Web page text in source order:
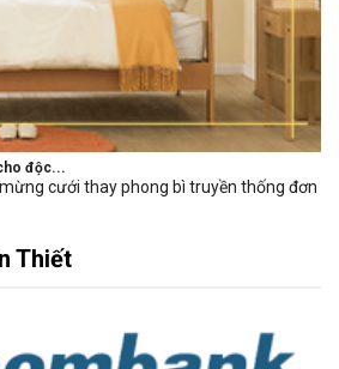
độc...
cưới thay phong bì truyền thống đơn
Thiết